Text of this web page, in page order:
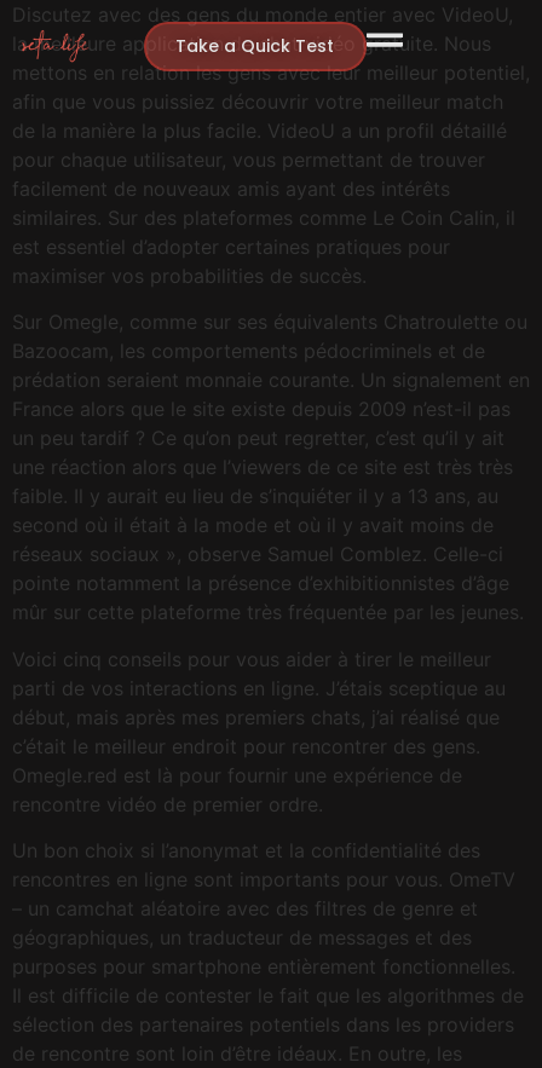
Take a Quick Test
Discutez avec des gens du monde entier avec VideoU,
la meilleure application de chat vidéo gratuite. Nous
mettons en relation les gens avec leur meilleur potentiel,
afin que vous puissiez découvrir votre meilleur match
de la manière la plus facile. VideoU a un profil détaillé
pour chaque utilisateur, vous permettant de trouver
facilement de nouveaux amis ayant des intérêts
similaires. Sur des plateformes comme Le Coin Calin, il
est essentiel d’adopter certaines pratiques pour
maximiser vos probabilities de succès.
Sur Omegle, comme sur ses équivalents Chatroulette ou
Bazoocam, les comportements pédocriminels et de
prédation seraient monnaie courante. Un signalement en
France alors que le site existe depuis 2009 n’est-il pas
un peu tardif ? Ce qu’on peut regretter, c’est qu’il y ait
une réaction alors que l’viewers de ce site est très très
faible. Il y aurait eu lieu de s’inquiéter il y a 13 ans, au
second où il était à la mode et où il y avait moins de
réseaux sociaux », observe Samuel Comblez. Celle-ci
pointe notamment la présence d’exhibitionnistes d’âge
mûr sur cette plateforme très fréquentée par les jeunes.
Voici cinq conseils pour vous aider à tirer le meilleur
parti de vos interactions en ligne. J’étais sceptique au
début, mais après mes premiers chats, j’ai réalisé que
c’était le meilleur endroit pour rencontrer des gens.
Omegle.red est là pour fournir une expérience de
rencontre vidéo de premier ordre.
Un bon choix si l’anonymat et la confidentialité des
rencontres en ligne sont importants pour vous. OmeTV
– un camchat aléatoire avec des filtres de genre et
géographiques, un traducteur de messages et des
purposes pour smartphone entièrement fonctionnelles.
Il est difficile de contester le fait que les algorithmes de
sélection des partenaires potentiels dans les providers
de rencontre sont loin d’être idéaux. En outre, les